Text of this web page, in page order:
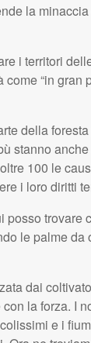
la
i territori
“in gran
della
stanno
100 le
i loro diritti
trovare
le palme
dai
la forza. I
e i